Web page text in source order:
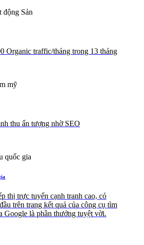
Organic traffic/tháng trong 13 tháng
thu ấn tượng nhờ SEO
thị trực tuyến cạnh tranh cao, có
trên trang kết quả của công cụ tìm
Google là phần thưởng tuyệt vời.